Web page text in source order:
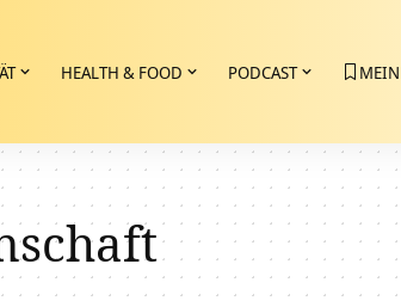
HEALTH & FOOD PODCAST MEIN